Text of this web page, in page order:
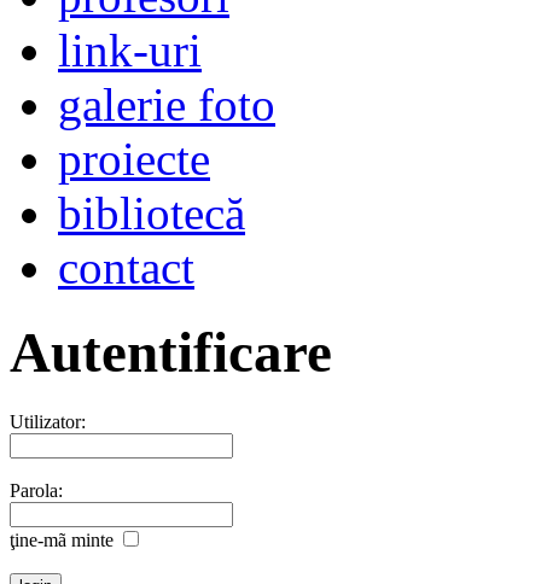
link-uri
galerie foto
proiecte
bibliotecă
contact
Autentificare
Utilizator:
Parola:
ţine-mã minte